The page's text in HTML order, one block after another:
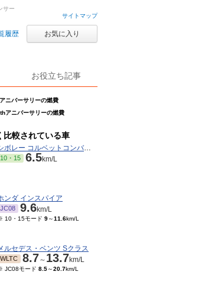
サイトマップ
履歴 お気に入り
お役立ち記事
ニバーサリーの燃費
アニバーサリーの燃費
サー
比較されている車
シボレー コルベットコンバーチブル
10・15 6.5km/L
ンダ インスパイア
JC08 9.6km/L
10・15モード 9～11.6km/L
ルセデス・ベンツ Sクラス
WLTC 8.7～ 13.7km/L
JC08モード 8.5～20.7km/L